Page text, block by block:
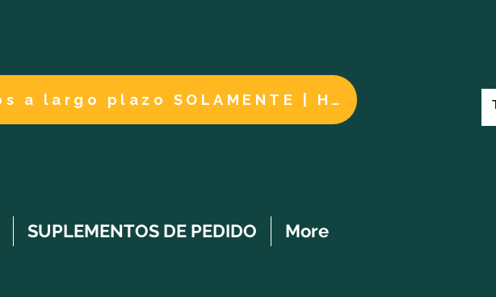
Cuidados a largo plazo SOLAMENTE | HACER UN PAGO
SUPLEMENTOS DE PEDIDO More